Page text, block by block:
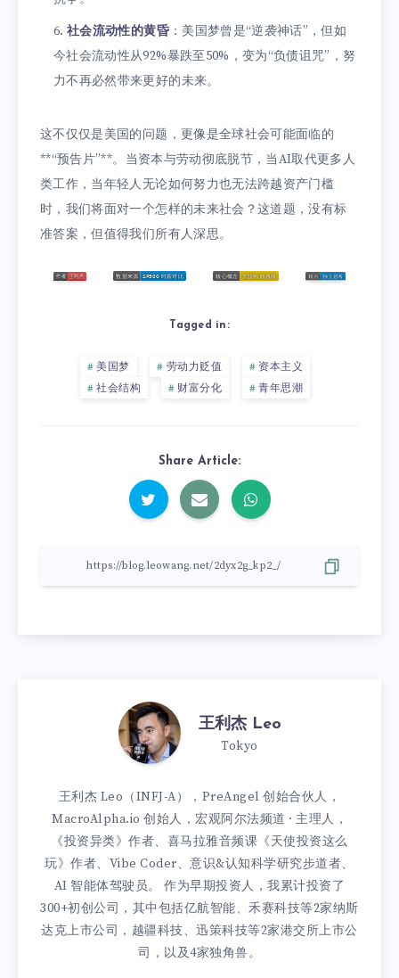
社会流动性的黄昏：美国梦曾是“逆袭神话”，但如
今社会流动性从92%暴跌至50%，变为“负债诅咒”，努
力不再必然带来更好的未来。
这不仅仅是美国的问题，更像是全球社会可能面临的
**“预告片”**。当资本与劳动彻底脱节，当AI取代更多人
类工作，当年轻人无论如何努力也无法跨越资产门槛
时，我们将面对一个怎样的未来社会？这道题，没有标
准答案，但值得我们所有人深思。
Tagged in:
美国梦 劳动力贬值
资本主义
社会结构
财富分化 青年思潮
Share Article:
王利杰 Leo
Tokyo
王利杰 Leo（INFJ-A），PreAngel 创始合伙人，
MacroAlpha.io 创始人，宏观阿尔法频道 · 主理人，
《投资异类》作者、喜马拉雅音频课《天使投资这么
玩》作者、Vibe Coder、意识&认知科学研究步道者、
AI 智能体驾驶员。 作为早期投资人，我累计投资了
300+初创公司，其中包括亿航智能、禾赛科技等2家纳斯
达克上市公司，越疆科技、迅策科技等2家港交所上市公
司，以及4家独角兽。